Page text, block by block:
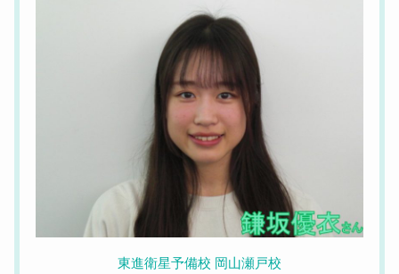
東進衛星予備校 岡山瀬戸校